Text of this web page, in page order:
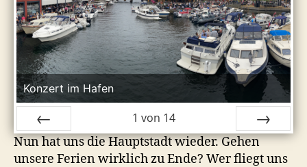
Konzert im Hafen
ZURÜCK
1 von 14
VOR
Nun hat uns die Hauptstadt wieder. Gehen
unsere Ferien wirklich zu Ende? Wer fliegt uns